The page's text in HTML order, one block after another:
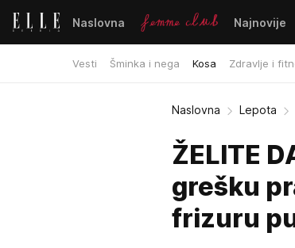
Naslovna Najnovije
Vesti Šminka i nega Kosa Zdravlje i
Naslovna Lepota
ŽELITE
grešku
frizuru